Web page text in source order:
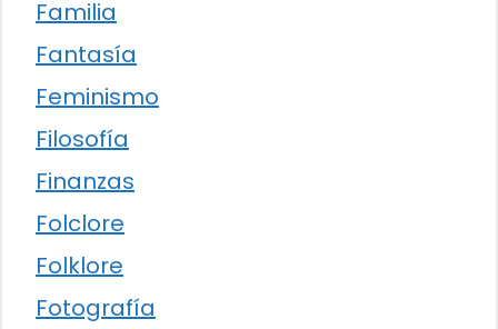
Familia
Fantasía
Feminismo
Filosofía
Finanzas
Folclore
Folklore
Fotografía